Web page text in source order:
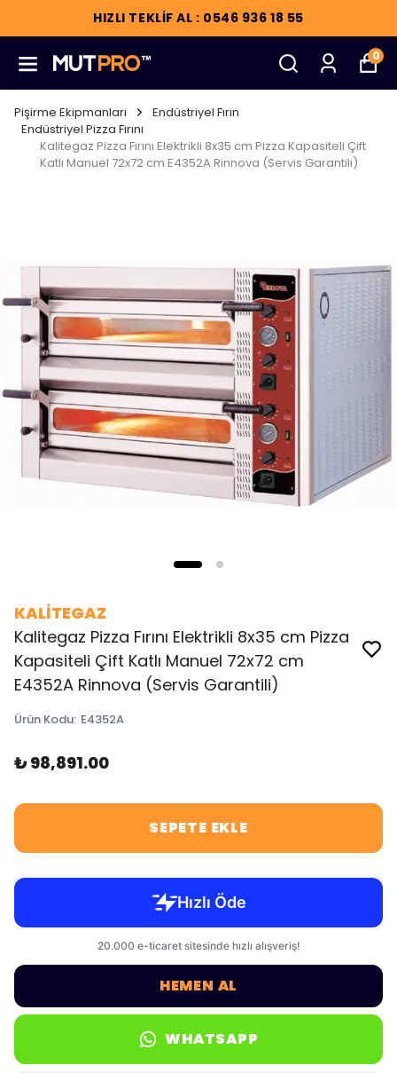
HIZLI TEKLİF AL : 0546 936 18 55
0
Pişirme Ekipmanları
Endüstriyel Fırın
Endüstriyel Pizza Fırını
Kalitegaz Pizza Fırını Elektrikli 8x35 cm Pizza Kapasiteli Çift
Katlı Manuel 72x72 cm E4352A Rinnova (Servis Garantili)
KALİTEGAZ
Kalitegaz Pizza Fırını Elektrikli 8x35 cm Pizza
Kapasiteli Çift Katlı Manuel 72x72 cm
E4352A Rinnova (Servis Garantili)
Ürün Kodu: E4352A
₺ 98,891.00
SEPETE EKLE
HEMEN AL
WHATSAPP